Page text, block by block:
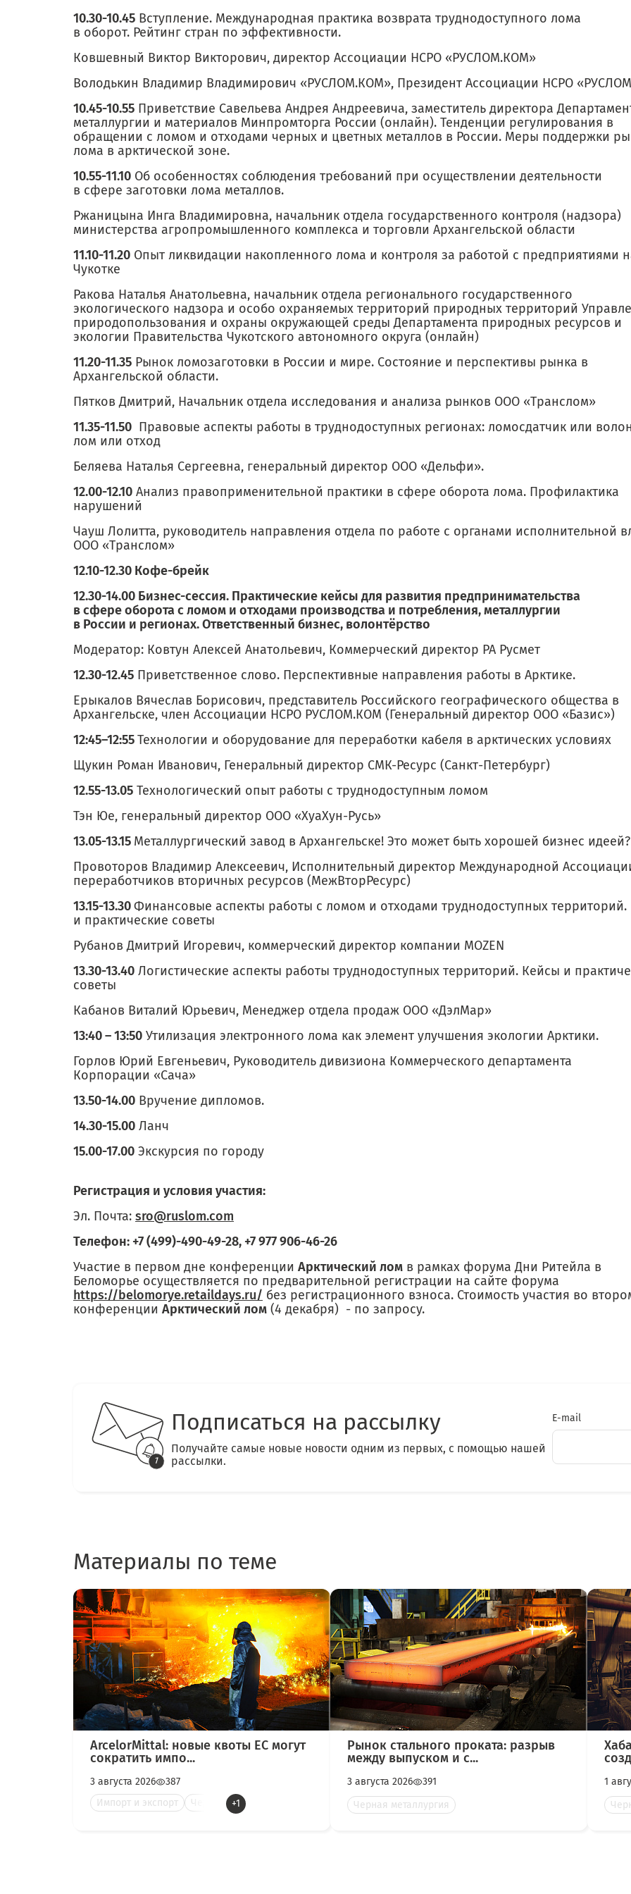
10.30-10.45 Вступление. Международная практика возврата труднодоступного лома
в оборот. Рейтинг стран по эффективности.
Ковшевный Виктор Викторович, директор Ассоциации НСРО «РУСЛОМ.КОМ»
Володькин Владимир Владимирович «РУСЛОМ.КОМ», Президент Ассоциации НСРО
10.45-10.55 Приветствие Савельева Андрея Андреевича, заместитель директора
металлургии и материалов Минпромторга России (онлайн). Тенденции регулирования в
обращении с ломом и отходами черных и цветных металлов в России. Меры поддержки
лома в арктической зоне.
10.55-11.10 Об особенностях соблюдения требований при осуществлении деятельности
в сфере заготовки лома металлов.
Ржаницына Инга Владимировна, начальник отдела государственного контроля (надзора)
министерства агропромышленного комплекса и торговли Архангельской области
11.10-11.20 Опыт ликвидации накопленного лома и контроля за работой с предприятиями
Чукотке
Ракова Наталья Анатольевна, начальник отдела регионального государственного
экологического надзора и особо охраняемых территорий природных территорий
природопользования и охраны окружающей среды Департамента природных ресурсов и
экологии Правительства Чукотского автономного округа (онлайн)
11.20-11.35 Рынок ломозаготовки в России и мире. Состояние и перспективы рынка в
Архангельской области.
Пятков Дмитрий, Начальник отдела исследования и анализа рынков ООО «Транслом»
11.35-11.50 Правовые аспекты работы в труднодоступных регионах: ломосдатчик или
лом или отход
Беляева Наталья Сергеевна, генеральный директор ООО «Дельфи».
12.00-12.10 Анализ правоприменительной практики в сфере оборота лома. Профилактика
нарушений
Чауш Лолитта, руководитель направления отдела по работе с органами исполнительной
ООО «Транслом»
12.10-12.30 Кофе-брейк
12.30-14.00 Бизнес-сессия. Практические кейсы для развития предпринимательства
в сфере оборота с ломом и отходами производства и потребления, металлургии
в России и регионах. Ответственный бизнес, волонтёрство
Модератор: Ковтун Алексей Анатольевич, Коммерческий директор РА Русмет
12.30-12.45 Приветственное слово. Перспективные направления работы в Арктике.
Ерыкалов Вячеслав Борисович, представитель Российского географического общества в
Архангельске, член Ассоциации НСРО РУСЛОМ.КОM (Генеральный директор ООО «Базис»)
12:45–12:55Технологии и оборудование для переработки кабеля в арктических условиях
Щукин Роман Иванович, Генеральный директор СМК-Ресурс (Санкт-Петербург)
12.55-13.05 Технологический опыт работы с труднодоступным ломом
Тэн Юе, генеральный директор ООО «ХуаХун-Русь»
13.05-13.15 Металлургический завод в Архангельске! Это может быть хорошей бизнес идеей?
Провоторов Владимир Алексеевич, Исполнительный директор Международной
переработчиков вторичных ресурсов (МежВторРесурс)
13.15-13.30Финансовые аспекты работы с ломом и отходами труднодоступных территорий.
и практические советы
Рубанов Дмитрий Игоревич, коммерческий директор компании MOZEN
13.30-13.40 Логистические аспекты работы труднодоступных территорий. Кейсы и
советы
Кабанов Виталий Юрьевич, Менеджер отдела продаж ООО «ДэлМар»
13:40 – 13:50 Утилизация электронного лома как элемент улучшения экологии Арктики.
Горлов Юрий Евгеньевич, Руководитель дивизиона Коммерческого департамента
Корпорации «Сача»
13.50-14.00 Вручение дипломов.
14.30-15.00 Ланч
15.00-17.00 Экскурсия по городу
Регистрация и условия участия:
Эл. Почта: sro@ruslom.com
Телефон: +7 (499)-490-49-28, +7 977 906-46-26
Участие в первом дне конференции Арктический лом в рамках форума Дни Ритейла в
Беломорье осуществляется по предварительной регистрации на сайте форума
https://belomorye.retaildays.ru/ без регистрационного взноса. Стоимость участия во
конференции Арктический лом (4 декабря) - по запросу.
Подписаться на рассылку
Получайте самые новые новости одним из первых, с помощью нашей
рассылки.
E-mail
Материалы по теме
ArcelorMittal: новые квоты ЕС могут
сократить импо...
3 августа 2026
387
Импорт и экспорт
Черна +1
Рынок стального проката: разрыв
между выпуском и с...
3 августа 2026
391
Черная металлургия
1